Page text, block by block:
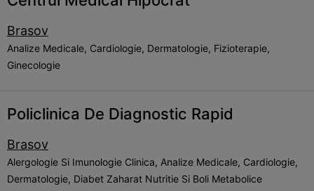
Brasov
Analize Medicale, Cardiologie, Dermatologie, Fizioterapie,
Ginecologie
Policlinica De Diagnostic Rapid
Brasov
Alergologie Si Imunologie Clinica, Analize Medicale, Cardiologie,
Dermatologie, Diabet Zaharat Nutritie Si Boli Metabolice